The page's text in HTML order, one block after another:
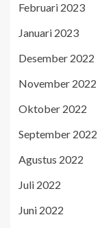
Februari 2023
Januari 2023
Desember 2022
November 2022
Oktober 2022
September 2022
Agustus 2022
Juli 2022
Juni 2022